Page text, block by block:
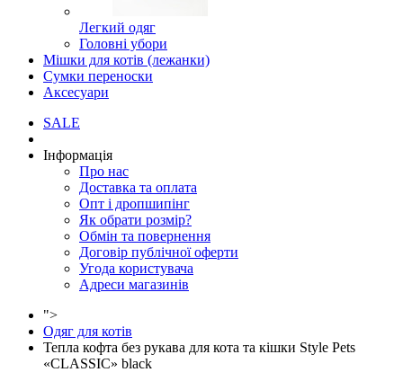
Легкий одяг
Головні убори
Мішки для котів (лежанки)
Сумки переноски
Аксесуари
SALE
Інформація
Про нас
Доставка та оплата
Опт і дропшипінг
Як обрати розмір?
Обмін та повернення
Договір публічної оферти
Угода користувача
Адреси магазинів
">
Одяг для котів
Тепла кофта без рукава для кота та кішки Style Pets
«CLASSIC» black